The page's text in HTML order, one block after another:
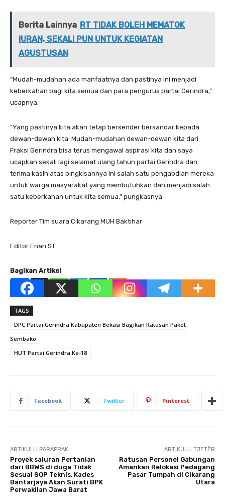
Berita Lainnya RT TIDAK BOLEH MEMATOK
IURAN, SEKALI PUN UNTUK KEGIATAN
AGUSTUSAN
“Mudah-mudahan ada manfaatnya dan pastinya ini menjadi
keberkahan bagi kita semua dan para pengurus partai Gerindra,”
ucapnya.
“Yang pastinya kita akan tetap bersender bersandar kepada
dewan-dewan kita. Mudah-mudahan dewan-dewan kita dari
Fraksi Gerindra bisa terus mengawal aspirasi kita dan saya
ucapkan sekali lagi selamat ulang tahun partai Gerindra dan
terima kasih atas bingkisannya ini salah satu pengabdian mereka
untuk warga masyarakat yang membutuhkan dan menjadi salah
satu keberkahan untuk kita semua,” pungkasnya.
Reporter Tim suara Cikarang MUH Baktihar
Editor Enan ST
Bagikan Artikel
TAGS
DPC Partai Gerindra Kabupaten Bekasi Bagikan Ratusan Paket
Sembako
HUT Partai Gerindra Ke-18
Facebook Twitter Pinterest
ARTIKULLI PARAPRAK
Proyek saluran Pertanian
dari BBWS di duga Tidak
Sesuai SOP Teknis, Kades
Bantarjaya Akan Surati BPK
Perwakilan Jawa Barat
ARTIKULLI TJETËR
Ratusan Personel Gabungan
Amankan Relokasi Pedagang
Pasar Tumpah di Cikarang
Utara